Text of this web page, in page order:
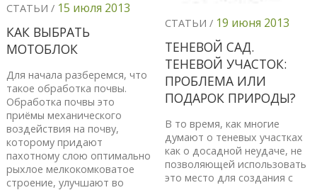
СТАТЬИ / 15 июля 2013
КАК ВЫБРАТЬ
МОТОБЛОК
Для начала разберемся, что
такое обработка почвы.
Обработка почвы это
приёмы механического
воздействия на почву,
которому придают
пахотному слою оптимально
рыхлое мелкокомковатое
строение, улучшают во
СТАТЬИ / 19 июня 2013
ТЕНЕВОЙ САД.
ТЕНЕВОЙ УЧАСТОК:
ПРОБЛЕМА ИЛИ
ПОДАРОК ПРИРОДЫ?
В то время, как многие
думают о теневых участках
как о досадной неудаче, не
позволяющей использовать
это место для создания с